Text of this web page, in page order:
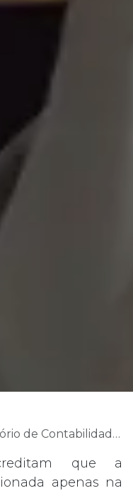
Saiba o Momento Certo
que a
apenas na